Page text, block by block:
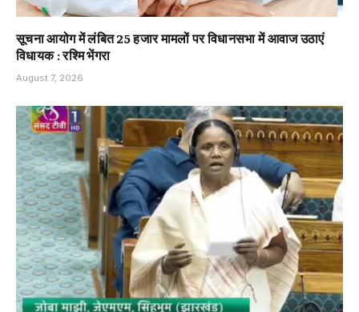
सूचना आयोग में लंबित 25 हजार मामलों पर विधानसभा में आवाज उठाएं
विधायक : रश्मि भेंगरा
August 7, 2026